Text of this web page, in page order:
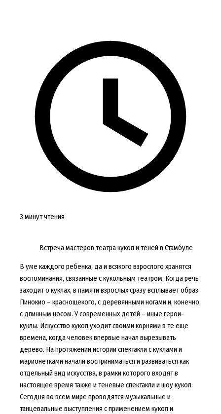
3 минут чтения
Встреча мастеров театра кукол и теней в Стамбуле
В уме каждого ребенка, да и всякого взрослого хранятся
воспоминания, связанные с кукольным театром. Когда речь
заходит о куклах, в памяти взрослых сразу всплывает образ
Пинокио – краснощекого, с деревянными ногами и, конечно,
с длинным носом. У современных детей – иные герои-
куклы. Искусство кукол уходит своими корнями в те еще
времена, когда человек впервые начал вырезывать
дерево. На протяжении истории спектакли с куклами и
марионетками начали восприниматься и развиваться как
отдельный вид искусства, в рамки которого входят в
настоящее время также и теневые спектакли и шоу кукол.
Сегодня во всем мире проводятся музыкальные и
танцевальные выступления с применением кукол и